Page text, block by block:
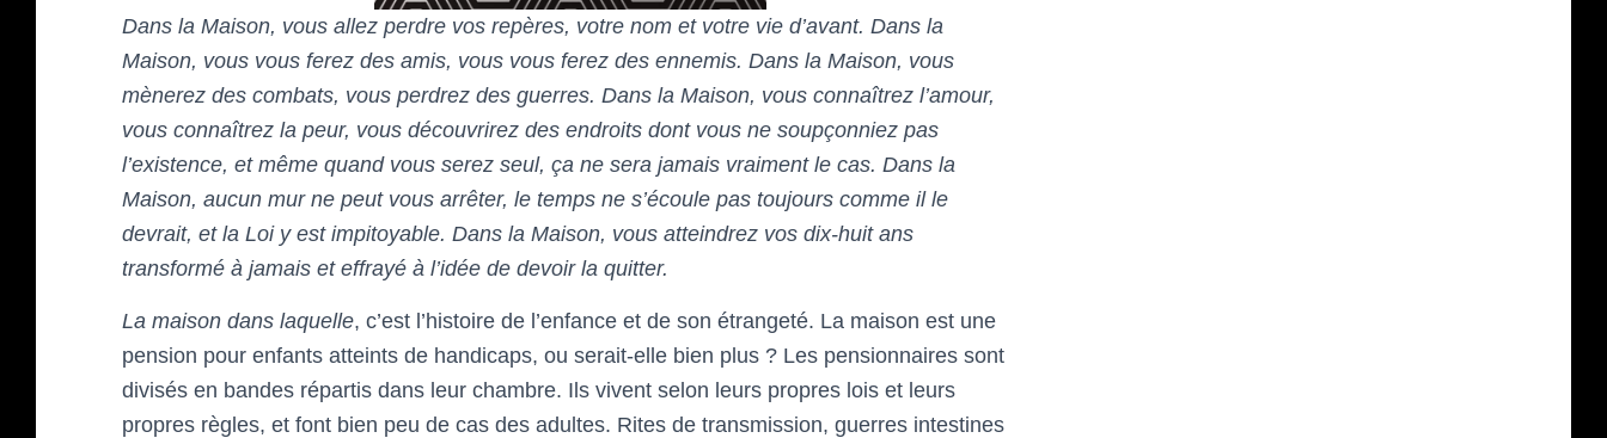
Dans la Maison, vous allez perdre vos repères, votre nom et votre vie d’avant. Dans la
Maison, vous vous ferez des amis, vous vous ferez des ennemis. Dans la Maison, vous
mènerez des combats, vous perdrez des guerres. Dans la Maison, vous connaîtrez l’amour,
vous connaîtrez la peur, vous découvrirez des endroits dont vous ne soupçonniez pas
l’existence, et même quand vous serez seul, ça ne sera jamais vraiment le cas. Dans la
Maison, aucun mur ne peut vous arrêter, le temps ne s’écoule pas toujours comme il le
devrait, et la Loi y est impitoyable. Dans la Maison, vous atteindrez vos dix-huit ans
transformé à jamais et effrayé à l’idée de devoir la quitter.
La maison dans laquelle, c’est l’histoire de l’enfance et de son étrangeté. La maison est une
pension pour enfants atteints de handicaps, ou serait-elle bien plus ? Les pensionnaires sont
divisés en bandes répartis dans leur chambre. Ils vivent selon leurs propres lois et leurs
propres règles, et font bien peu de cas des adultes. Rites de transmission, guerres intestines